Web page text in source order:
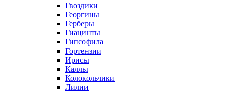
Гвоздики
Георгины
Герберы
Гиацинты
Гипсофила
Гортензии
Ирисы
Каллы
Колокольчики
Лилии